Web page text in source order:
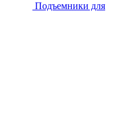
Подъемники для